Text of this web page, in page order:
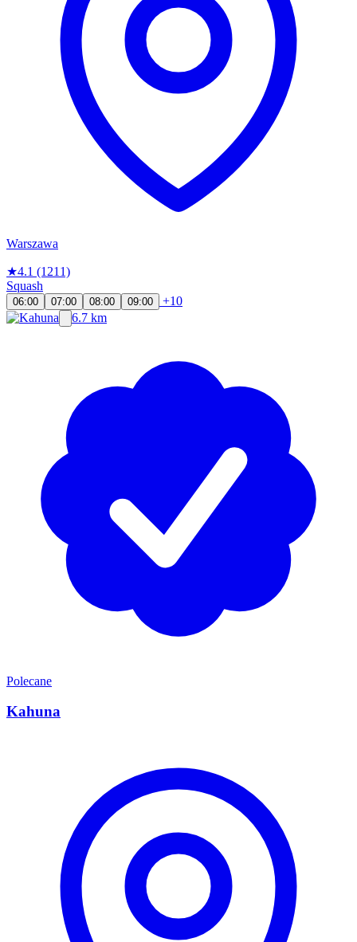
Warszawa
★4.1 (1211)
Squash
06:00 07:00 08:00 09:00
+10
6.7 km
Polecane
Kahuna